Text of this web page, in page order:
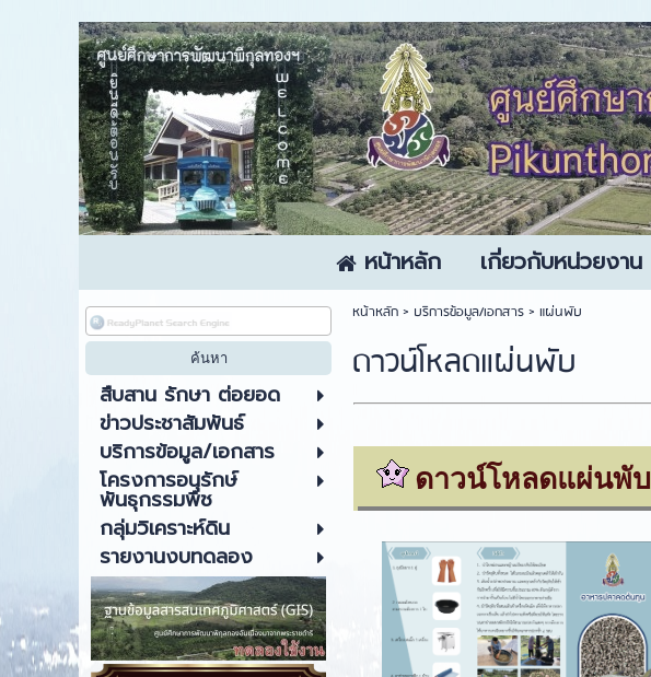
หน้าหลัก เกี่ยวกับหน่วยงาน
สืบสาน รักษา ต่อยอด
ข่าวประชาสัมพันธ์
บริการข้อมูล/เอกสาร
โครงการอนุรักษ์
พันธุกรรมพืช
กลุ่มวิเคราะห์ดิน
รายงานงบทดลอง
หน้าหลัก> บริการข้อมูล/เอกสาร > แผ่นพับ
ดาวน์โหลดแผ่นพับ
ดาวน์โหลดแผ่นพับ